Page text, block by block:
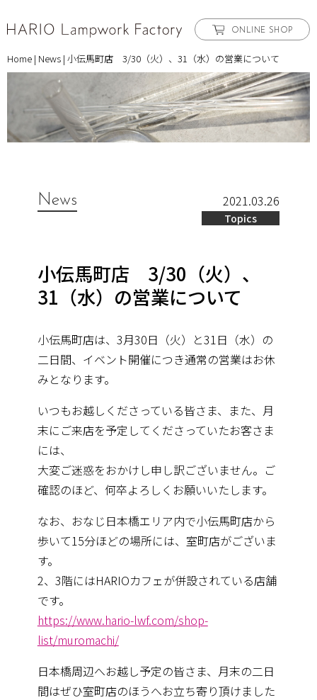
ONLINE SHOP
Home | News | 小伝馬町店 3/30（火）、31（水）の営業について
News 2021.03.26
Topics
小伝馬町店 3/30（火）、
31（水）の営業について
小伝馬町店は、3月30日（火）と31日（水）の
二日間、イベン ト開催につき通常の営業はお休
みとなります。
いつもお越しくださっている皆さま、また、月
末にご来店を予定してくださっていたお客さま
には、
大変ご迷惑をおかけし申し訳ございません。ご
確認のほど、何卒よろしくお願いいたします。
なお、おなじ日本橋エリア内で小伝馬町店から
歩いて15分ほどの場所には、室町店がございま
す。
2、3階にはHARIOカフェが併設されている店舗
です。
https://www.hario-lwf.com/shop-
list/muromachi/
日本橋周辺へお越し予定の皆さま、月末の二日
間はぜひ室町店のほうへお立ち寄り頂けました